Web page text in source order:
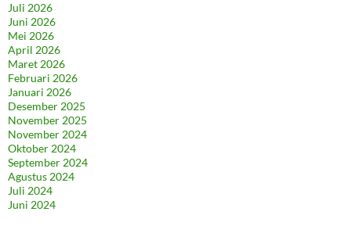
Juli 2026
Juni 2026
Mei 2026
April 2026
Maret 2026
Februari 2026
Januari 2026
Desember 2025
November 2025
November 2024
Oktober 2024
September 2024
Agustus 2024
Juli 2024
Juni 2024